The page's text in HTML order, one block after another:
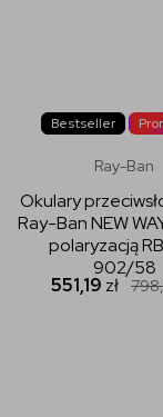
Bestseller
Ray-Ban
Okulary
Ray-Ban NEW
polaryzacją
902/58
551,19 zł